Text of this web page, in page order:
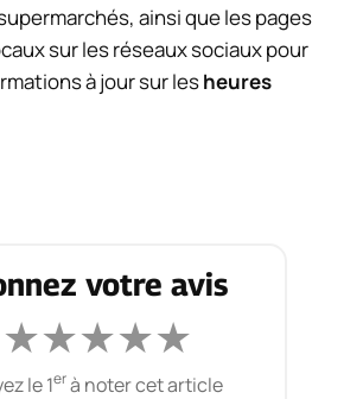
ainsi que les pages
sur les réseaux sociaux pour
à jour sur lesheures
votre avis
★★★★★
le 1erà noter cet article